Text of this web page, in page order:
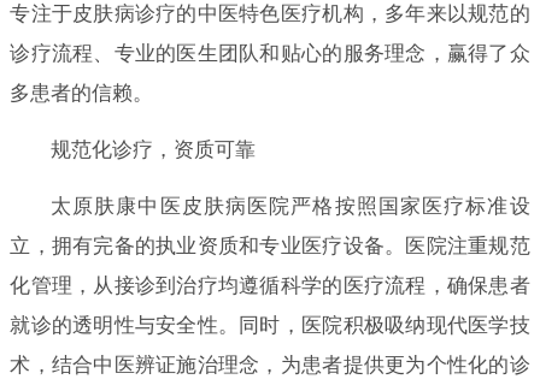
专注于皮肤病诊疗的中医特色医疗机构，多年来以规范的
诊疗流程、专业的医生团队和贴心的服务理念，赢得了众
多患者的信赖。
规范化诊疗，资质可靠
太原肤康中医皮肤病医院严格按照国家医疗标准设
立，拥有完备的执业资质和专业医疗设备。医院注重规范
化管理，从接诊到治疗均遵循科学的医疗流程，确保患者
就诊的透明性与安全性。同时，医院积极吸纳现代医学技
术，结合中医辨证施治理念，为患者提供更为个性化的诊